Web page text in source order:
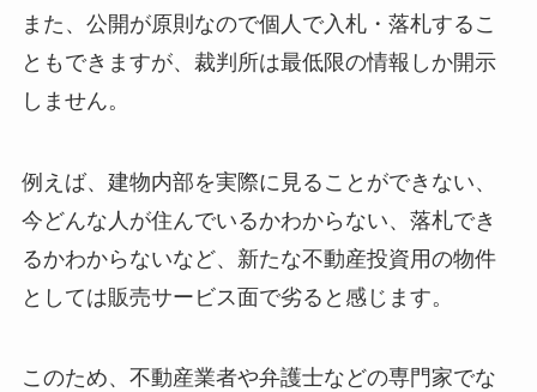
また、公開が原則なので個人で入札・落札するこ
ともできますが、裁判所は最低限の情報しか開示
しません。
例えば、建物内部を実際に見ることができない、
今どんな人が住んでいるかわからない、落札でき
るかわからないなど、新たな不動産投資用の物件
としては販売サービス面で劣ると感じます。
このため、不動産業者や弁護士などの専門家でな